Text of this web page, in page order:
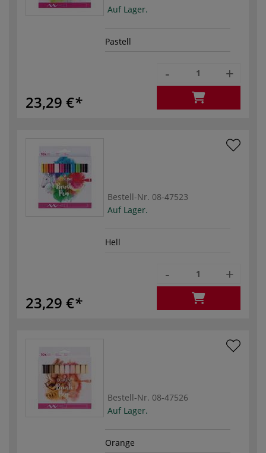
Auf Lager.
Pastell
23,29 €
- +
Bestell-Nr. 08-47523
Auf Lager.
Hell
23,29 €
- +
Bestell-Nr. 08-47526
Auf Lager.
Orange